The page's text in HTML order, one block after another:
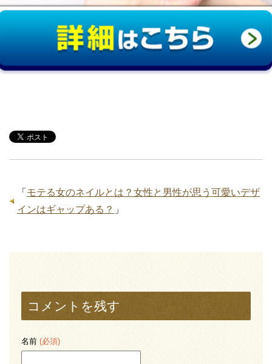
「 モテる女のネイルとは？女性と男性が思う可愛いデザ
インはギャップある？ 」
コメントを残す
名前 (必須)